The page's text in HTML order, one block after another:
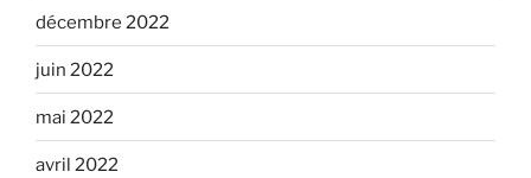
décembre 2022
juin 2022
mai 2022
avril 2022